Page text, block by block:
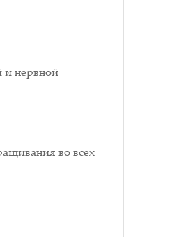
и нервной
во всех